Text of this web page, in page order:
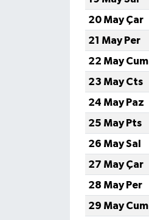
20 May Çar
21 May Per
22 May Cum
23 May Cts
24 May Paz
25 May Pts
26 May Sal
27 May Çar
28 May Per
29 May Cum